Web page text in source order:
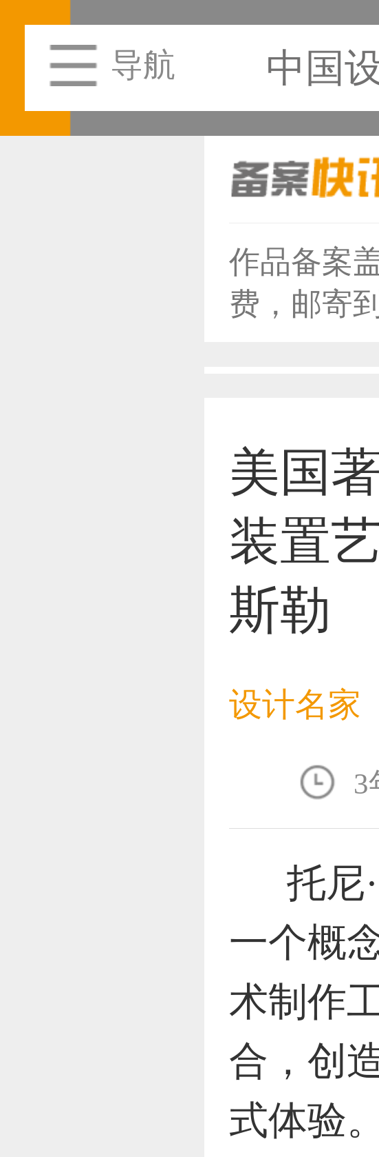
导航 中国
恭喜
恭喜
恭喜
恭喜
恭喜
恭喜
恭喜
更多
作品备案
费，邮寄
美国
装置
斯勒
设计名家
3
托尼·
一个概
术制作
合，创
式体验